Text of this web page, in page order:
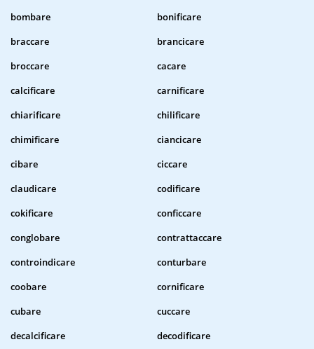
bombare
bonificare
braccare
brancicare
broccare
cacare
calcificare
carnificare
chiarificare
chilificare
chimificare
ciancicare
cibare
ciccare
claudicare
codificare
cokificare
conficcare
conglobare
contrattaccare
controindicare
conturbare
coobare
cornificare
cubare
cuccare
decalcificare
decodificare